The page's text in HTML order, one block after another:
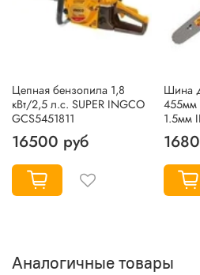
Цепная бензопила 1,8
кВт/2,5 л.с. SUPER INGCO
GCS5451811
16500 руб
Шина
455мм
1.5мм
Аналогичные товары